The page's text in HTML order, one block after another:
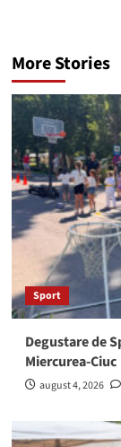
More Stories
Sport
Degustare de
Miercurea-Ciuc
august 4, 2026